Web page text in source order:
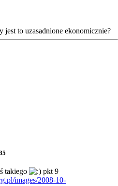
to uzasadnione ekonomicznie?
takiego
pkt 9
images/2008-10-